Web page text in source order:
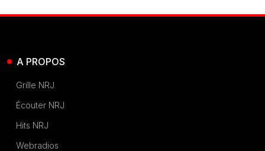
A PROPOS
Grille NRJ
Écouter NRJ
Hits NRJ
Webradios